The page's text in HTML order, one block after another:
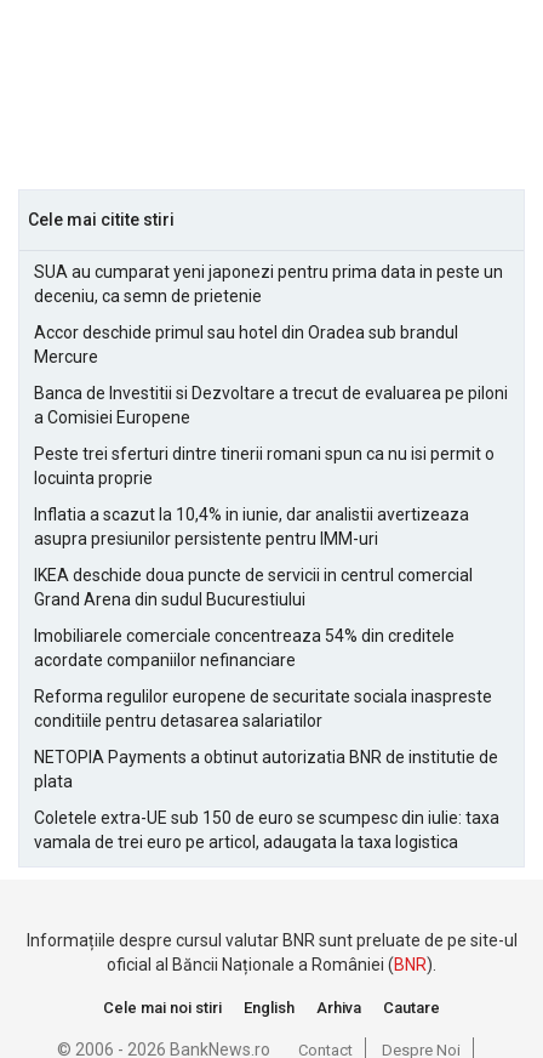
Cele mai citite stiri
SUA au cumparat yeni japonezi pentru prima data in peste un
deceniu, ca semn de prietenie
Accor deschide primul sau hotel din Oradea sub brandul
Mercure
Banca de Investitii si Dezvoltare a trecut de evaluarea pe piloni
a Comisiei Europene
Peste trei sferturi dintre tinerii romani spun ca nu isi permit o
locuinta proprie
Inflatia a scazut la 10,4% in iunie, dar analistii avertizeaza
asupra presiunilor persistente pentru IMM-uri
IKEA deschide doua puncte de servicii in centrul comercial
Grand Arena din sudul Bucurestiului
Imobiliarele comerciale concentreaza 54% din creditele
acordate companiilor nefinanciare
Reforma regulilor europene de securitate sociala inaspreste
conditiile pentru detasarea salariatilor
NETOPIA Payments a obtinut autorizatia BNR de institutie de
plata
Coletele extra-UE sub 150 de euro se scumpesc din iulie: taxa
vamala de trei euro pe articol, adaugata la taxa logistica
Informațiile despre cursul valutar BNR sunt preluate de pe site-ul
oficial al Băncii Naționale a României (BNR).
Cele mai noi stiri English Arhiva Cautare
© 2006 - 2026 BankNews.ro Contact Despre Noi